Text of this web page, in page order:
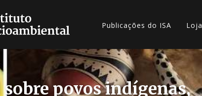
Publicações do ISA Loja
povos indígenas,